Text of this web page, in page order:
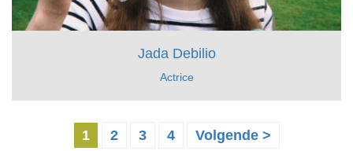
Jada Debilio
Actrice
1 2 3 4 Volgende >